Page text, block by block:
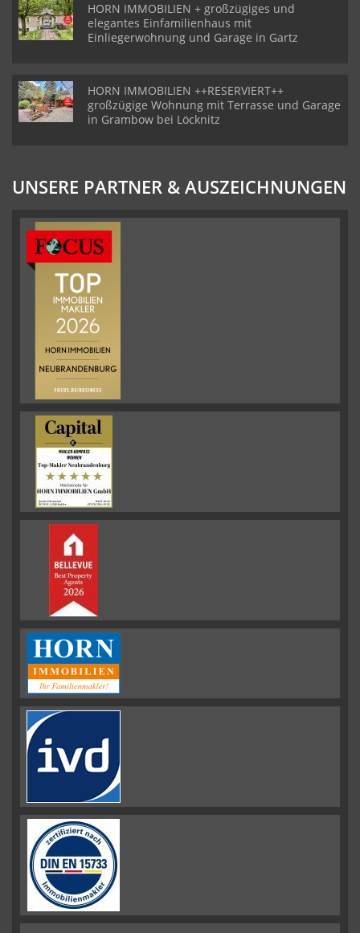
HORN IMMOBILIEN + großzügiges und
elegantes Einfamilienhaus mit
Einliegerwohnung und Garage in Gartz
HORN IMMOBILIEN ++RESERVIERT++
großzügige Wohnung mit Terrasse und Garage
in Grambow bei Löcknitz
UNSERE PARTNER & AUSZEICHNUNGEN